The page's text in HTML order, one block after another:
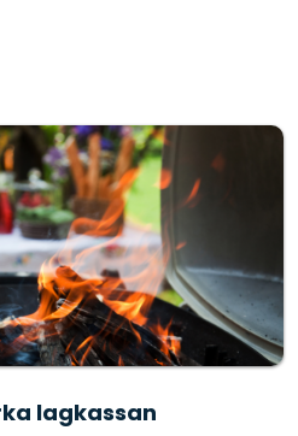
lagkassan